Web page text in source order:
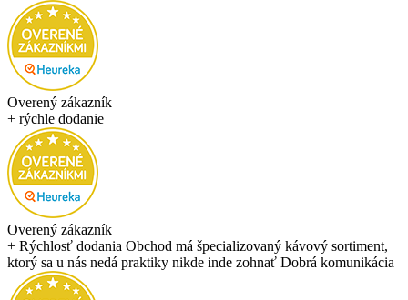
Overený zákazník
+ rýchle dodanie
Overený zákazník
+ Rýchlosť dodania Obchod má špecializovaný kávový sortiment,
ktorý sa u nás nedá praktiky nikde inde zohnať Dobrá komunikácia